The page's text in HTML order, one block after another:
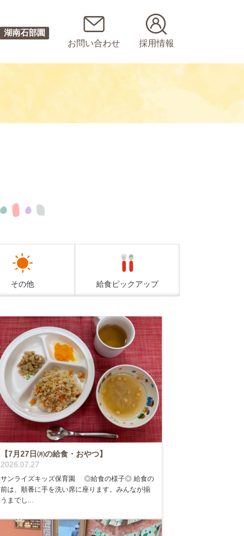
湖南石部園
お問い合わせ 採用情報
その他 給食ピック アップ
【7月27日㈪の給食・おやつ】
2026.07.27
サンライズキッズ保育園 ◎給食の様子◎ 給食の
前は、順番に手を洗い席に座ります。みんなが揃
うまでし...